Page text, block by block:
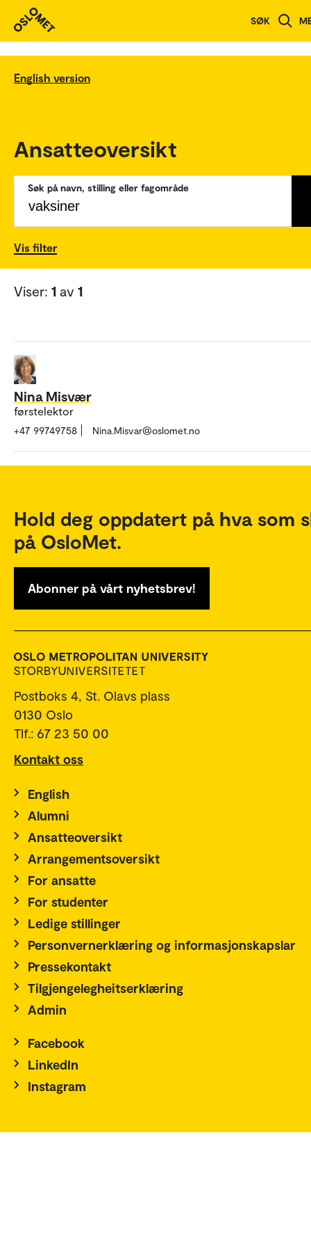
SØK
English version
Ansatteoversikt
Søk på navn, stilling eller fagområde
Vis filter
Viser: 1 av 1
Nina Misvær
førstelektor
+47 99749758 Nina.Misvar@oslomet.no
Hold deg oppdatert på hva som
på OsloMet.
Abonner på vårt nyhetsbrev!
Postboks 4, St. Olavs plass
0130 Oslo
Tlf.: 67 23 50 00
Kontakt oss
English
Alumni
Ansatteoversikt
Arrangementsoversikt
For ansatte
For studenter
Ledige stillinger
Personvernerklæring og informasjonskapslar
Pressekontakt
Tilgjengelegheitserklæring
Admin
Facebook
LinkedIn
Instagram